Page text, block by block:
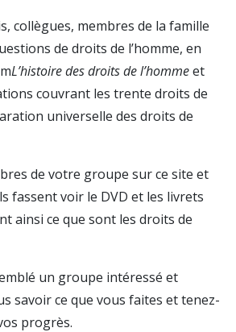
collègues, membres de la famille
de droits de l’homme, en
L’histoire des droits de l’hommeet
couvrant les trente droits de
universelle des droits de
de votre groupe sur ce site et
fassent voir le DVD et les livrets
ainsi ce que sont les droits de
un groupe intéressé et
savoir ce que vous faites et tenez-
progrès.